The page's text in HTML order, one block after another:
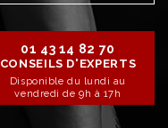
01 43 14 82 70
CONSEILS D'EXPERTS
Disponible du lundi au
vendredi de 9h à 17h